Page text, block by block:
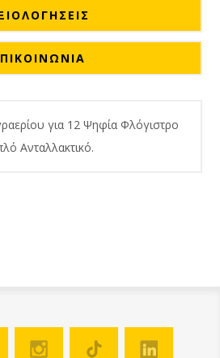
για 12 Ψηφία Φλόγιστρο
Ανταλλακτικό.